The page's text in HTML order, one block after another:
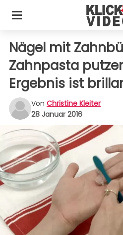
Nägel mit
Zahnpasta
Ergebnis ist
Von Christine Kleiter
28 Januar 2016